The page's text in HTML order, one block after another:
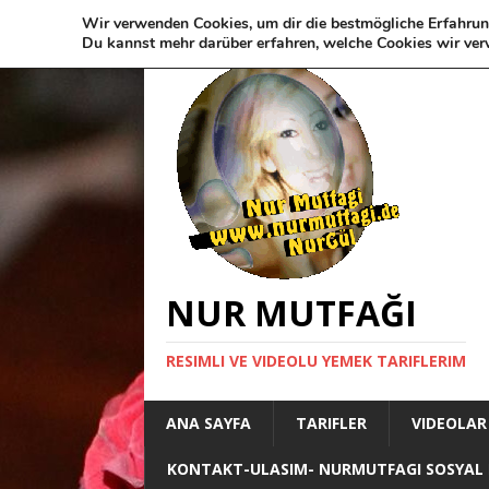
NUR MUTFAĞI
RESIMLI VE VIDEOLU YEMEK TARIFLERIM
ANA SAYFA TARIFLER VIDEOLAR
KONTAKT-ULASIM- NURMUTFAGI SOSYAL
Wir verwenden Cookies, um dir die bestmögliche
Du kannst mehr darüber erfahren, welche Cookies wir